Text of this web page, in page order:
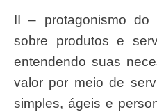
II – protagonismo do cidadão nas decisões
sobre produtos e
entendendo suas
valor por meio de
simples, ágeis e